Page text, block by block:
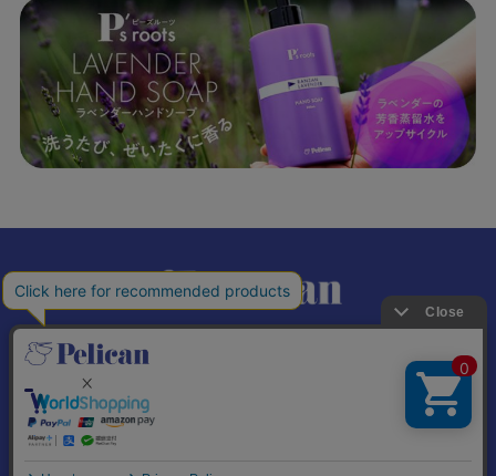
個人情報の取り扱いについて 特定商取引法に基づく表記